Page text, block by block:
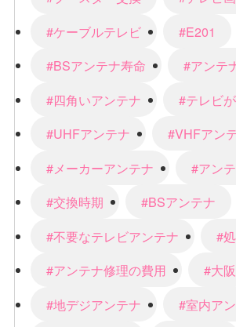
#ケーブルテレビ
#E201
#BSアンテナ寿命
#アンテ
#四角いアンテナ
#テレビ
#UHFアンテナ
#VHFアン
#メーカーアンテナ
#アン
#交換時期
#BSアンテナ
#不要なテレビアンテナ
#
#アンテナ修理の費用
#大阪
#地デジアンテナ
#室内ア